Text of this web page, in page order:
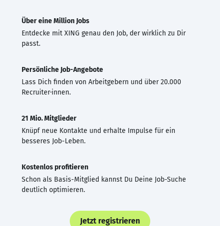
Über eine Million Jobs
Entdecke mit XING genau den Job, der wirklich zu Dir
passt.
Persönliche Job-Angebote
Lass Dich finden von Arbeitgebern und über 20.000
Recruiter·innen.
21 Mio. Mitglieder
Knüpf neue Kontakte und erhalte Impulse für ein
besseres Job-Leben.
Kostenlos profitieren
Schon als Basis-Mitglied kannst Du Deine Job-Suche
deutlich optimieren.
Jetzt registrieren